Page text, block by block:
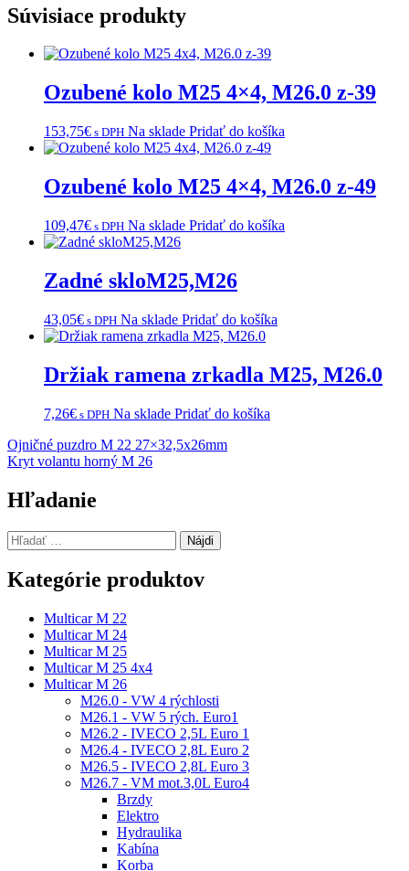
Súvisiace produkty
Ozubené kolo M25 4×4, M26.0 z-39
153,75€ s DPH Na sklade Pridať do košíka
Ozubené kolo M25 4×4, M26.0 z-49
109,47€ s DPH Na sklade Pridať do košíka
Zadné skloM25,M26
43,05€ s DPH Na sklade Pridať do košíka
Držiak ramena zrkadla M25, M26.0
7,26€ s DPH Na sklade Pridať do košíka
Navigácia
v
článku
Ojničné puzdro M 22 27×32,5x26mm
Kryt volantu horný M 26
Hľadanie
Hľadať:
Kategórie produktov
Multicar M 22
Multicar M 24
Multicar M 25
Multicar M 25 4x4
Multicar M 26
M26.0 - VW 4 rýchlosti
M26.1 - VW 5 rých. Euro1
M26.2 - IVECO 2,5L Euro 1
M26.4 - IVECO 2,8L Euro 2
M26.5 - IVECO 2,8L Euro 3
M26.7 - VM mot.3,0L Euro4
Brzdy
Elektro
Hydraulika
Kabína
Korba